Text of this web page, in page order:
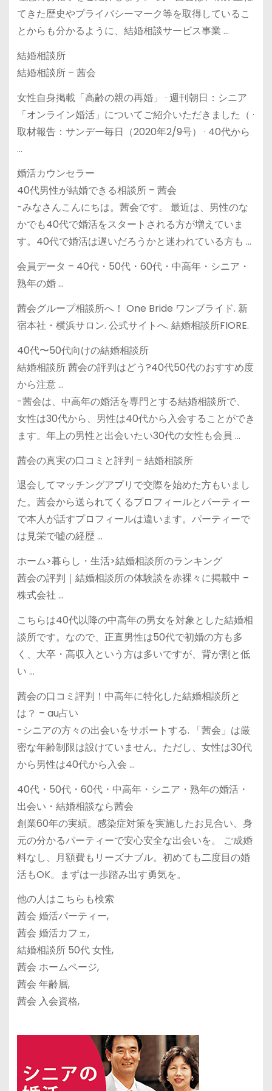
てきた歴史やプライバシーマーク等を取得しているこ
とからも分かるように、結婚相談サービス事業 …
結婚相談所
結婚相談所 – 茜会
女性自身掲載「高齢の親の再婚」 · 週刊朝日：シニア
「オンライン婚活」についてご紹介いただきました（ ·
取材報告：サンデー毎日（2020年2/9号） · 40代から
…
婚活カウンセラー
40代男性が結婚できる相談所 – 茜会
-みなさんこんにちは。茜会です。 最近は、男性のな
かでも40代で婚活をスタートされる方が増えていま
す。40代で婚活は遅いだろうかと迷われている方も …
会員データ – 40代・50代・60代・中高年・シニア・
熟年の婚 …
茜会グループ相談所へ！ One Bride ワンブライド. 新
宿本社・横浜サロン. 公式サイトへ. 結婚相談所FIORE.
40代〜50代向けの結婚相談所
結婚相談所 茜会の評判はどう?40代50代のおすすめ度
から注意 …
-茜会は、中高年の婚活を専門とする結婚相談所で、
女性は30代から、男性は40代から入会することができ
ます。年上の男性と出会いたい30代の女性も会員 …
茜会の真実の口コミと評判 – 結婚相談所
退会してマッチングアプリで交際を始めた方もいまし
た。茜会から送られてくるプロフィールとパーティー
で本人が話すプロフィールは違います。パーティーで
は見栄で嘘の経歴 …
ホーム>暮らし・生活>結婚相談所のランキング
茜会の評判｜結婚相談所の体験談を赤裸々に掲載中 –
株式会社 …
こちらは40代以降の中高年の男女を対象とした結婚相
談所です。なので、正直男性は50代で初婚の方も多
く、大卒・高収入という方は多いですが、背が割と低
い …
茜会の口コミ評判！中高年に特化した結婚相談所と
は？ – au占い
-シニアの方々の出会いをサポートする. 「茜会」は厳
密な年齢制限は設けていません。ただし、女性は30代
から男性は40代から入会 …
40代・50代・60代・中高年・シニア・熟年の婚活・
出会い・結婚相談なら茜会
創業60年の実績。感染症対策を実施したお見合い、身
元の分かるパーティーで安心安全な出会いを。 ご成婚
料なし、月額費もリーズナブル。初めても二度目の婚
活もOK。まずは一歩踏み出す勇気を。
他の人はこちらも検索
茜会 婚活パーティー,
茜会 婚活カフェ,
結婚相談所 50代 女性,
茜会 ホームページ,
茜会 年齢層,
茜会 入会資格,